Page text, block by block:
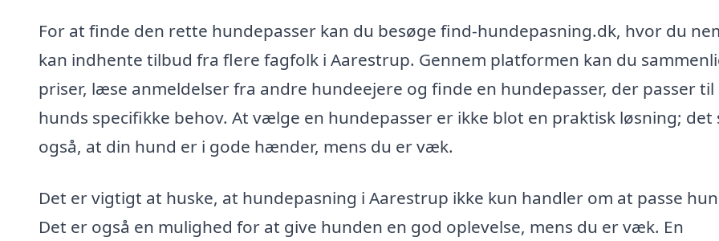
For at finde den rette hundepasser kan du besøge find-hundepasning.dk, hvor du
kan indhente tilbud fra flere fagfolk i Aarestrup. Gennem platformen kan du
priser, læse anmeldelser fra andre hundeejere og finde en hundepasser, der passer til
hunds specifikke behov. At vælge en hundepasser er ikke blot en praktisk løsning; det
også, at din hund er i gode hænder, mens du er væk.
Det er vigtigt at huske, at hundepasning i Aarestrup ikke kun handler om at passe
Det er også en mulighed for at give hunden en god oplevelse, mens du er væk. En